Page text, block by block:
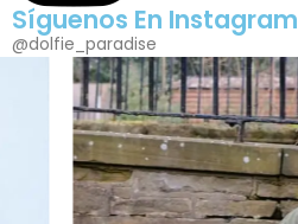
Síguenos En Instagram
@dolfie_paradise